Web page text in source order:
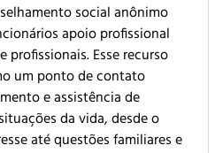
social anônimo
apoio profissional
profissionais. Esse recurso
um ponto de contato
e assistência de
da vida, desde o
até questões familiares e